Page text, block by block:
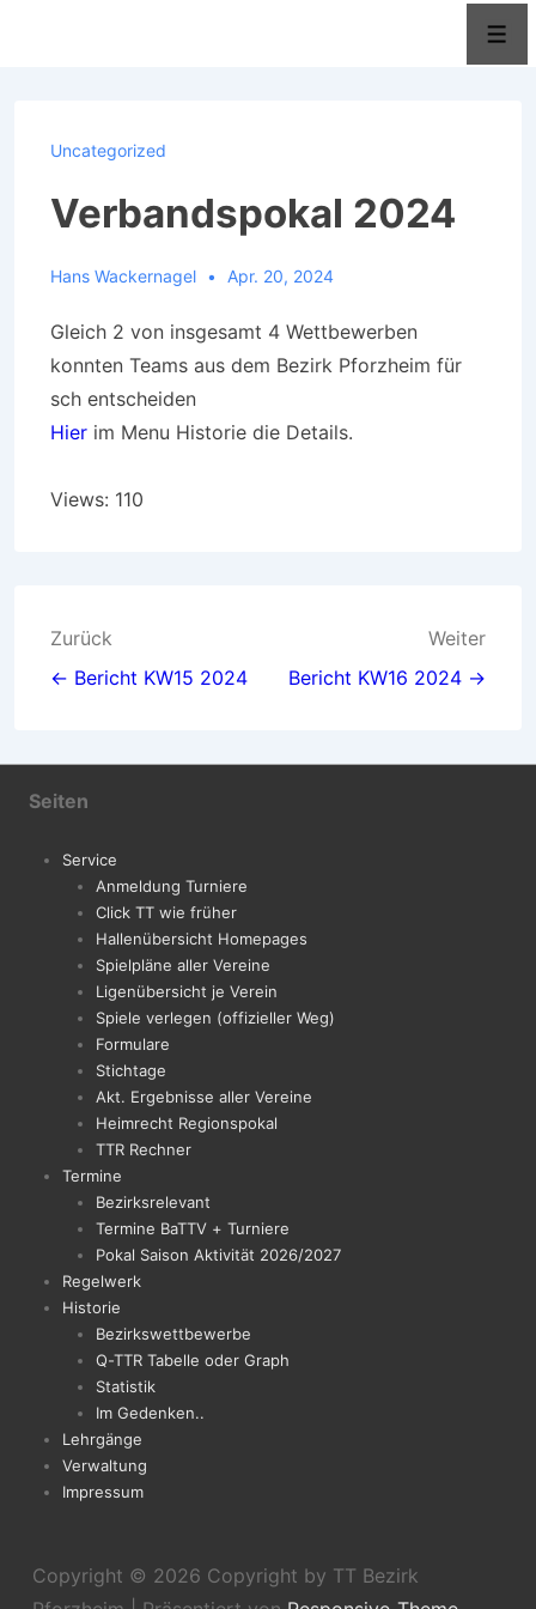
Uncategorized
Verbandspokal 2024
Hans Wackernagel Apr. 20, 2024
Gleich 2 von insgesamt 4 Wettbewerben
konnten Teams aus dem Bezirk Pforzheim für
sch entscheiden
Hier im Menu Historie die Details.
Views: 110
Beitragsnavigation
Zurück
← Bericht KW15 2024
Weiter
Bericht KW16 2024 →
Seiten
Service
Anmeldung Turniere
Click TT wie früher
Hallenübersicht Homepages
Spielpläne aller Vereine
Ligenübersicht je Verein
Spiele verlegen (offizieller Weg)
Formulare
Stichtage
Akt. Ergebnisse aller Vereine
Heimrecht Regionspokal
TTR Rechner
Termine
Bezirksrelevant
Termine BaTTV + Turniere
Pokal Saison Aktivität 2026/2027
Regelwerk
Historie
Bezirkswettbewerbe
Q-TTR Tabelle oder Graph
Statistik
Im Gedenken..
Lehrgänge
Verwaltung
Impressum
Copyright © 2026 Copyright by TT Bezirk